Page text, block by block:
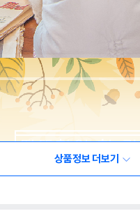
상품정보 더보기